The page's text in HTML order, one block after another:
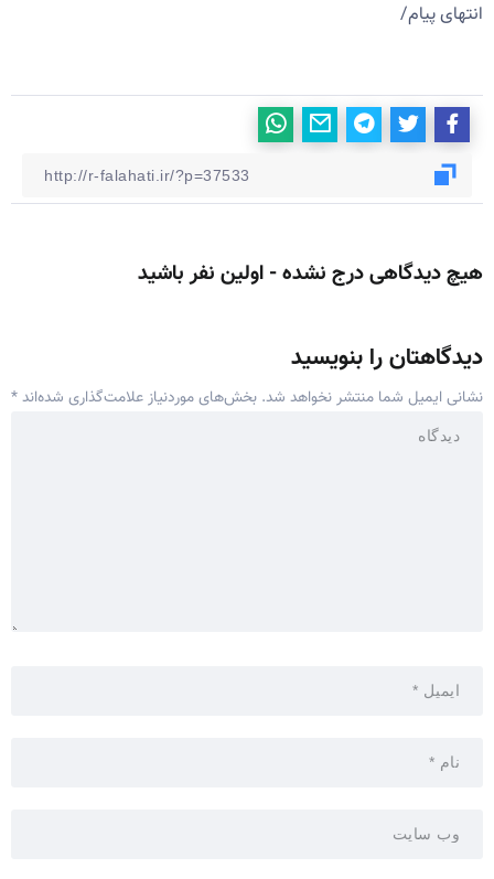
انتهای پیام/
هیچ دیدگاهی درج نشده - اولین نفر باشید
دیدگاهتان را بنویسید
نشانی ایمیل شما منتشر نخواهد شد. بخش‌های موردنیاز علامت‌گذاری شده‌اند*